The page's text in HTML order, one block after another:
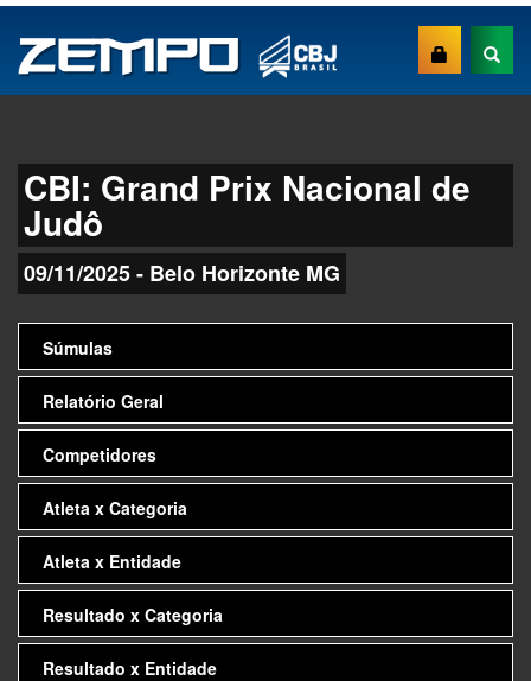
CBI: Grand Prix Nacional de
Judô
09/11/2025 - Belo Horizonte MG
Súmulas
Relatório Geral
Competidores
Atleta x Categoria
Atleta x Entidade
Resultado x Categoria
Resultado x Entidade